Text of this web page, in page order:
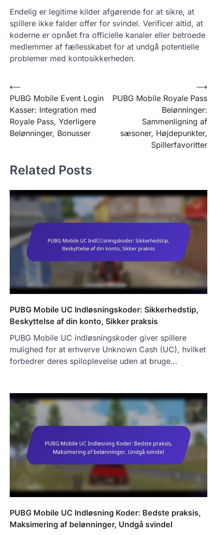
Endelig er legitime kilder afgørende for at sikre, at
spillere ikke falder offer for svindel. Verificer altid, at
koderne er opnået fra officielle kanaler eller betroede
medlemmer af fællesskabet for at undgå potentielle
problemer med kontosikkerheden.
Post
navigation
⟵
PUBG Mobile Event Login
Kasser: Integration med
Royale Pass, Yderligere
Belønninger, Bonusser
PUBG Mobile Royale Pass
Belønninger:
Sammenligning af
sæsoner, Højdepunkter,
Spillerfavoritter
⟶
Related Posts
PUBG Mobile UC Indløsningskoder: Sikkerhedstip,
Beskyttelse af din konto, Sikker praksis
PUBG Mobile UC indløsningskoder giver spillere
mulighed for at erhverve Unknown Cash (UC), hvilket
forbedrer deres spiloplevelse uden at bruge…
PUBG Mobile UC Indløsning Koder: Bedste praksis,
Maksimering af belønninger, Undgå svindel